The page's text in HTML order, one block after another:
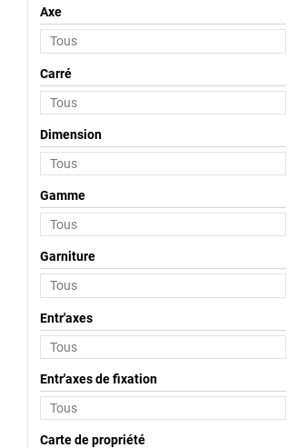
Axe
Carré
Dimension
Gamme
Garniture
Entr'axes
Entr'axes de fixation
Carte de propriété